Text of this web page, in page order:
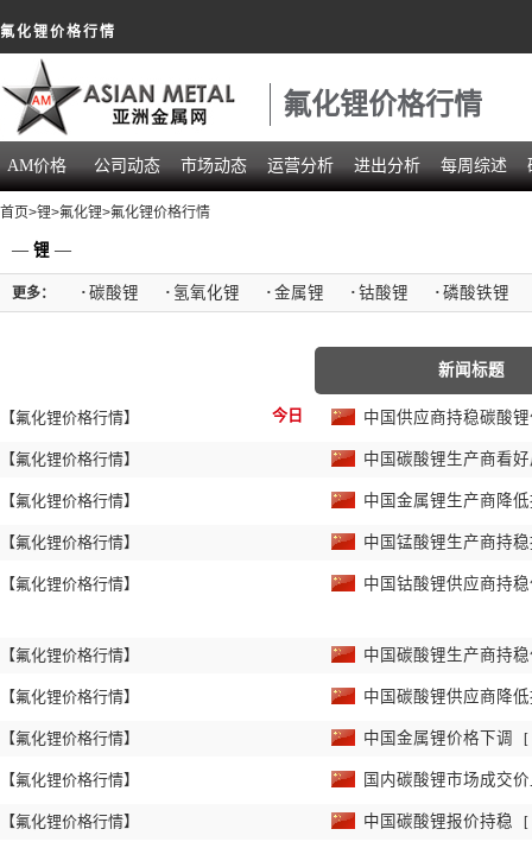
氟化锂价格行情
氟化锂价格行情
AM价格 公司动态 市场动态 运营分析 进出分析 每周综述
首页>锂>氟化锂>氟化锂价格行情
— 锂 —
更多： · 碳酸锂 · 氢氧化锂 · 金属锂 · 钴酸锂 · 磷酸铁锂
【氟化锂价格行情】 今日
【氟化锂价格行情】
【氟化锂价格行情】
【氟化锂价格行情】
【氟化锂价格行情】
【氟化锂价格行情】
【氟化锂价格行情】
【氟化锂价格行情】
【氟化锂价格行情】
【氟化锂价格行情】
新闻标题
中国供应商持稳碳酸
中国碳酸锂生产商看
中国金属锂生产商降
中国锰酸锂生产商持
中国钴酸锂供应商持
中国碳酸锂生产商持
中国碳酸锂供应商降
中国金属锂价格下调 [
国内碳酸锂市场成交
中国碳酸锂报价持稳 [